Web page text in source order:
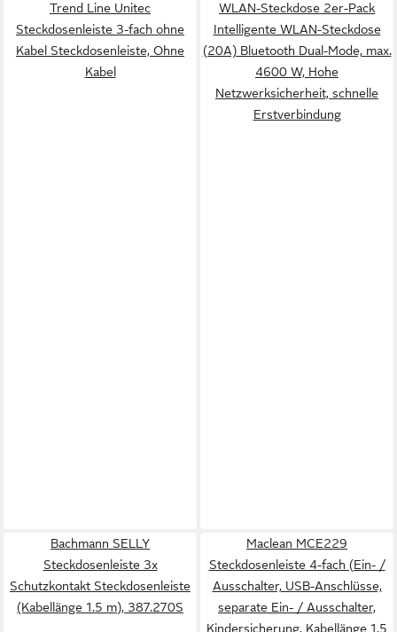
Trend Line Unitec
Steckdosenleiste 3-fach ohne
Kabel Steckdosenleiste, Ohne
Kabel
WLAN-Steckdose 2er-Pack
Intelligente WLAN-Steckdose
(20A) Bluetooth Dual-Mode, max.
4600 W, Hohe
Netzwerksicherheit, schnelle
Erstverbindung
Bachmann SELLY
Steckdosenleiste 3x
Schutzkontakt Steckdosenleiste
(Kabellänge 1.5 m), 387.270S
Maclean MCE229
Steckdosenleiste 4-fach (Ein- /
Ausschalter, USB-Anschlüsse,
separate Ein- / Ausschalter,
Kindersicherung, Kabellänge 1.5